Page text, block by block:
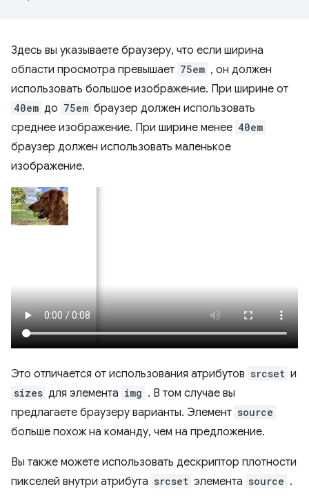
Здесь вы указываете браузеру, что если ширина
области просмотра превышает 75em , он должен
использовать большое изображение. При ширине от
40em до 75em браузер должен использовать
среднее изображение. При ширине менее 40em
браузер должен использовать маленькое
изображение.
Это отличается от использования атрибутов srcset и
sizes для элемента img . В том случае вы
предлагаете браузеру варианты. Элемент source
больше похож на команду, чем на предложение.
Вы также можете использовать дескриптор плотности
пикселей внутри атрибута srcset элемента source .